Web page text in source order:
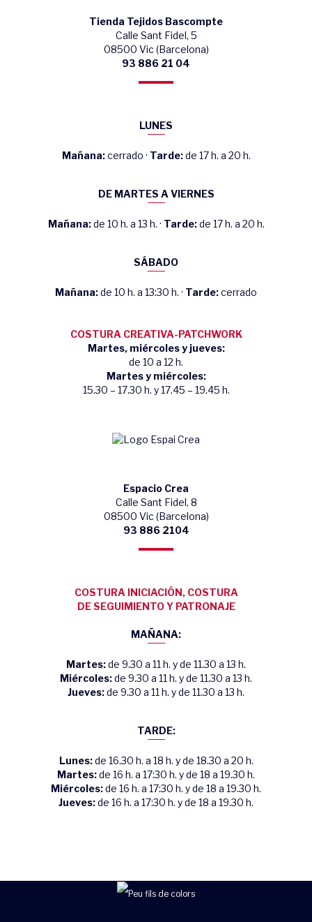
Tienda Tejidos Bascompte
Calle Sant Fidel, 5
08500 Vic (Barcelona)
93 886 21 04
LUNES
Mañana:cerrado · Tarde:de 17 h. a 20 h.
DE MARTES A VIERNES
Mañana:de 10 h. a 13 h. · Tarde:de 17 h. a 20 h.
SÁBADO
Mañana:de 10 h. a 13:30 h. · Tarde:cerrado
COSTURA CREATIVA-PATCHWORK
Martes, miércoles y jueves:
de 10 a 12 h.
Martes y miércoles:
15.30 – 17.30 h. y 17.45 – 19.45 h.
Espacio Crea
Calle Sant Fidel, 8
08500 Vic (Barcelona)
93 886 2104
COSTURA INICIACIÓN, COSTURA
DE SEGUIMIENTO Y PATRONAJE
MAÑANA:
Martes:de 9.30 a 11 h. y de 11.30 a 13 h.
Miércoles:de 9.30 a 11 h. y de 11.30 a 13 h.
Jueves:de 9.30 a 11 h. y de 11.30 a 13 h.
TARDE:
Lunes:de 16.30 h. a 18 h. y de 18.30 a 20 h.
Martes:de 16 h. a 17:30 h. y de 18 a 19.30 h.
Miércoles:de 16 h. a 17:30 h. y de 18 a 19.30 h.
Jueves:de 16 h. a 17:30 h. y de 18 a 19.30 h.